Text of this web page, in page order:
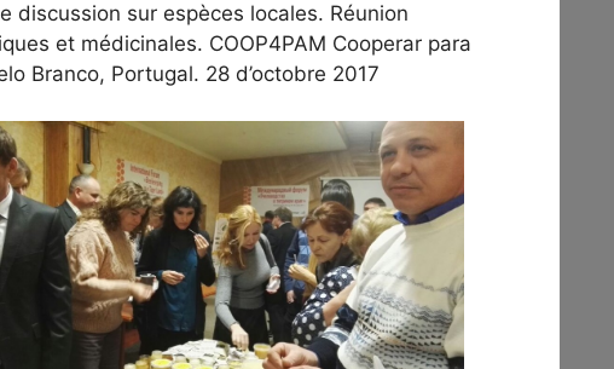
discussion sur espèces locales. Réunion
et médicinales. COOP4PAM Cooperar para
Branco, Portugal. 28 d’octobre 2017